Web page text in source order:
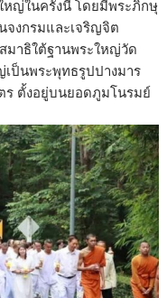
หญ่ในครั้งนี้ โดยมีพระภิกษุ
จงกรมและเจริญจิต
มาธิใต้ฐานพระใหญ่วัด
ป็นพระพุทธรูปปางมาร
ร ตั้งอยู่บนยอดภูมโนรมย์